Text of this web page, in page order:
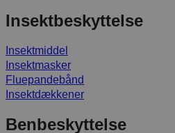
Insektbeskyttelse
Insektmiddel
Insektmasker
Fluepandebånd
Insektdækkener
Benbeskyttelse